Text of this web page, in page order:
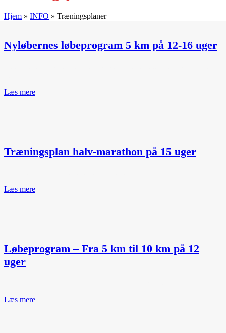
Hjem » INFO » Træningsplaner
Nyløbernes løbeprogram 5 km på 12-16 uger
Læs mere
Træningsplan halv-marathon på 15 uger
Læs mere
Løbeprogram – Fra 5 km til 10 km på 12
uger
Læs mere